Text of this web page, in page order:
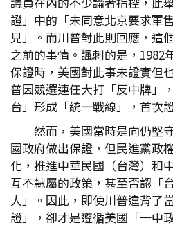
證」中的「未同意北京要求軍
見」。而川普對此則回應，這
之前的事情。諷刺的是，1982
保證時，美國對此事未證實但
普因競選連任大打「反中牌」
台」形成「統一戰線」，首次
然而，美國當時是向仍堅
國政府做出保證，但民進黨政
化，推進中華民國（台灣）和
互不隸屬的政策，甚至否認「
人」。因此，即使川普違背了
證」，卻才是遵循美國「一中